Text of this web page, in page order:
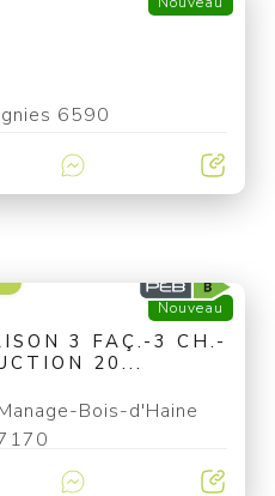
6590
Nouveau
3 FAÇ.-3 CH.-
20...
Bois-d'Haine